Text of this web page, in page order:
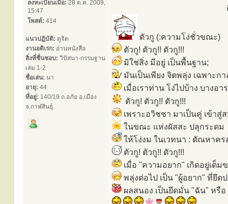
ลงทะเบียนเมื่อ: 28 ต.ค. 2009,
15:47
โพสต์: 414
แนวปฏิบัติ: ดูจิต
งานอดิเรก: อ่านหนังสือ
สิ่งที่ชื่นชอบ: วิปัสนา-กรรมฐาน
เล่ม 1-2
ชื่อเล่น: นา
อายุ: 44
ที่อยู่: 140/19 ถ.อภัย อ.เมือง
จ.กาฬสินธุ์
ตัวกู (:ความโง่ชั่วขณะ)
ตัวกู! ตัวกู!! ตัวกู!!!
มิใช่สิ่ง มีอยู่ เป็นพื้นฐาน;
มันเป็นเพียง จิตพลุ่ง เฉพาะกา
เมื่อเราท่าน โง่ไปบ้าง บางอ
ตัวกู! ตัวกู!! ตัวกู!!!
เพราะอวิชชา มาเป็นคู่ เข้าสู่
ในขณะ แห่งผัสสะ ปลุกระดม
ให้โง่งม ในเวทนา : ตัณหาคร
ตัวกู! ตัวกู!! ตัวกู!!!
เมื่อ "ความอยาก" เกิดอยู่เต็ม
พลุ่งต่อไป เป็น "ผู้อยาก" ที่ยึด
ผลสนอง เป็นยึดมั่น "ฉัน" หรื